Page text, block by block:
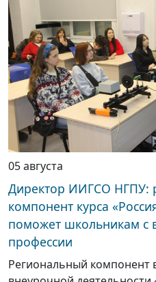
05 августа
Директор ИИГСО НГПУ:
компонент курса
поможет школьникам с
профессии
Региональный компонент